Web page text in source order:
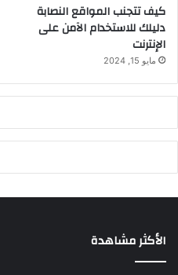
كيف تتجنب المواقع النصابة
دليلك للاستخدام الآمن على
الإنترنت
مايو 15, 2024
الأكثر مشاهدة